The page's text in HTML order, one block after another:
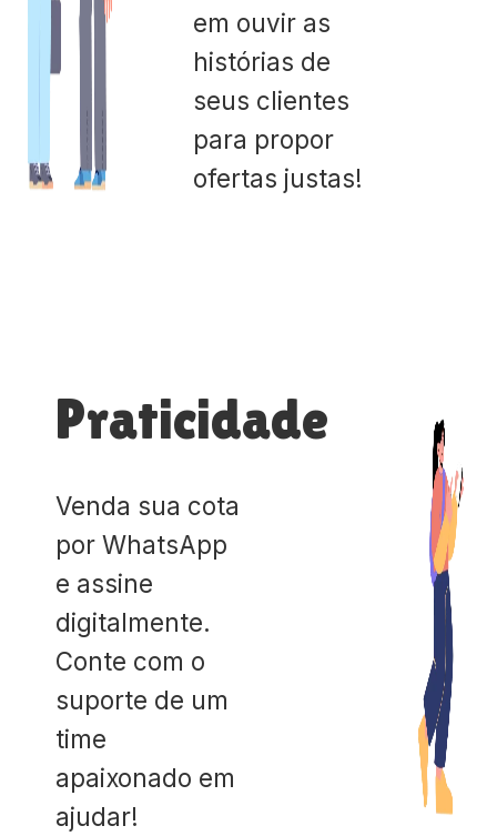
em ouvir as
histórias de
seus clientes
para propor
ofertas justas!
Praticidade
Venda sua cota
por WhatsApp
e assine
digitalmente.
Conte com o
suporte de um
time
apaixonado em
ajudar!